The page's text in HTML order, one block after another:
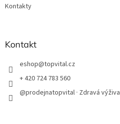
Kontakty
Kontakt
eshop@topvital.cz
+ 420 724 783 560
@prodejnatopvital · Zdravá výživa